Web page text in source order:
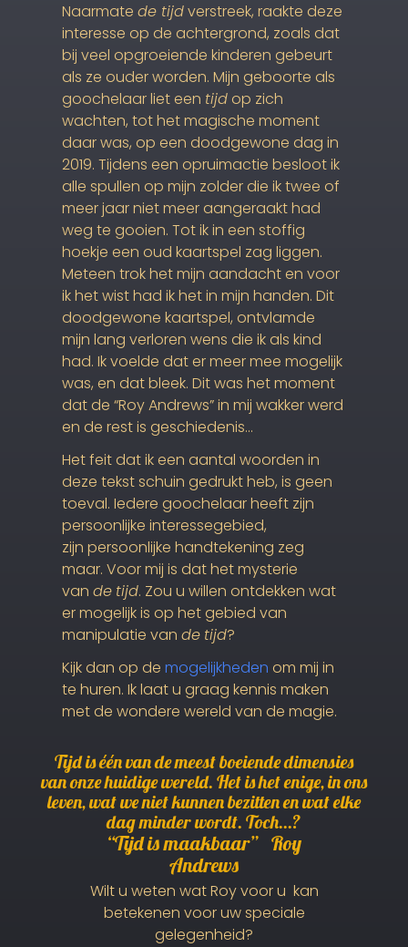
Naarmate de tijdverstreek, raakte deze
interesse op de achtergrond, zoals dat
bij veel opgroeiende kinderen gebeurt
als ze ouder worden. Mijn geboorte als
goochelaar liet een tijd op zich
wachten, tot het magische moment
daar was, op een doodgewone dag in
2019. Tijdens een opruimactie besloot ik
alle spullen op mijn zolder die ik twee of
meer jaar niet meer aangeraakt had
weg te gooien. Tot ik in een stoffig
hoekje een oud kaartspel zag liggen.
Meteen trok het mijn aandacht en voor
ik het wist had ik het in mijn handen. Dit
doodgewone kaartspel, ontvlamde
mijn lang verloren wens die ik als kind
had. Ik voelde dat er meer mee mogelijk
was, en dat bleek. Dit was het moment
dat de “Roy Andrews” in mij wakker werd
en de rest is geschiedenis…
Het feit dat ik een aantal woorden in
deze tekst schuin gedrukt heb, is geen
toeval. Iedere goochelaar heeft zijn
persoonlijke interessegebied,
zijn persoonlijke handtekening zeg
maar. Voor mij is dat het mysterie
van de tijd. Zou u willen ontdekken wat
er mogelijk is op het gebied van
manipulatie van de tijd?
Kijk dan op de mogelijkheden om mij in
te huren. Ik laat u graag kennis maken
met de wondere wereld van de magie.
Tijd is één van de meest boeiende dimensies
van onze huidige wereld. Het is het enige, in ons
leven, wat we niet kunnen bezitten en wat elke
dag minder wordt. Toch...?
“Tijd is maakbaar” Roy
Andrews
Wilt u weten wat Roy voor u kan
betekenen voor uw speciale
gelegenheid?